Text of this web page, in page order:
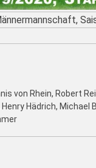
von Rhein, Robert
Hädrich,